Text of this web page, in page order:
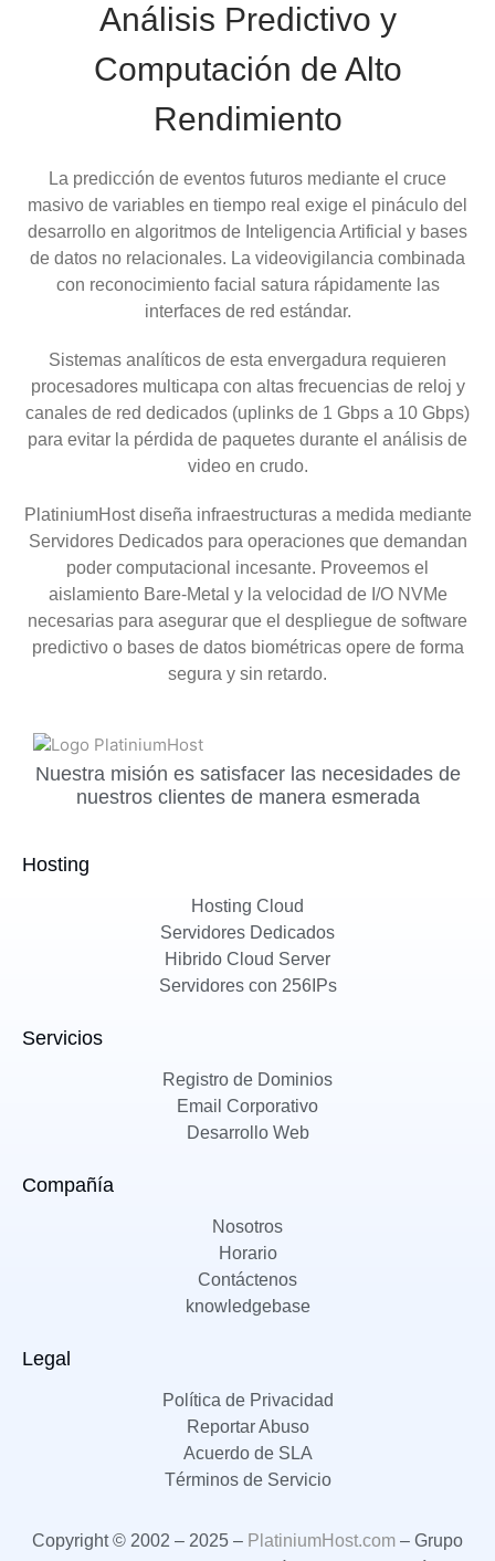
Análisis Predictivo y
Computación de Alto
Rendimiento
La predicción de eventos futuros mediante el cruce
masivo de variables en tiempo real exige el pináculo del
desarrollo en algoritmos de Inteligencia Artificial y bases
de datos no relacionales. La videovigilancia combinada
con reconocimiento facial satura rápidamente las
interfaces de red estándar.
Sistemas analíticos de esta envergadura requieren
procesadores multicapa con altas frecuencias de reloj y
canales de red dedicados (uplinks de 1 Gbps a 10 Gbps)
para evitar la pérdida de paquetes durante el análisis de
video en crudo.
PlatiniumHost diseña infraestructuras a medida mediante
Servidores Dedicados para operaciones que demandan
poder computacional incesante. Proveemos el
aislamiento Bare-Metal y la velocidad de I/O NVMe
necesarias para asegurar que el despliegue de software
predictivo o bases de datos biométricas opere de forma
segura y sin retardo.
Nuestra misión es satisfacer las necesidades de
nuestros clientes de manera esmerada
Hosting
Hosting Cloud
Servidores Dedicados
Hibrido Cloud Server
Servidores con 256IPs
Servicios
Registro de Dominios
Email Corporativo
Desarrollo Web
Compañía
Nosotros
Horario
Contáctenos
knowledgebase
Legal
Política de Privacidad
Reportar Abuso
Acuerdo de SLA
Términos de Servicio
Copyright © 2002 – 2025 – PlatiniumHost.com – Grupo